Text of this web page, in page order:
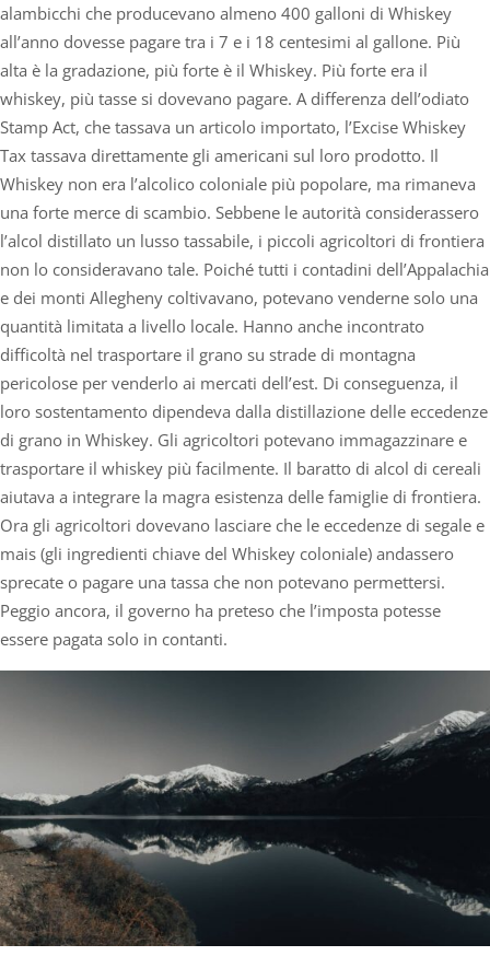
alambicchi che producevano almeno 400 galloni di Whiskey
all’anno dovesse pagare tra i 7 e i 18 centesimi al gallone. Più
alta è la gradazione, più forte è il Whiskey. Più forte era il
whiskey, più tasse si dovevano pagare. A differenza dell’odiato
Stamp Act, che tassava un articolo importato, l’Excise Whiskey
Tax tassava direttamente gli americani sul loro prodotto. Il
Whiskey non era l’alcolico coloniale più popolare, ma rimaneva
una forte merce di scambio. Sebbene le autorità considerassero
l’alcol distillato un lusso tassabile, i piccoli agricoltori di frontiera
non lo consideravano tale. Poiché tutti i contadini dell’Appalachia
e dei monti Allegheny coltivavano, potevano venderne solo una
quantità limitata a livello locale. Hanno anche incontrato
difficoltà nel trasportare il grano su strade di montagna
pericolose per venderlo ai mercati dell’est. Di conseguenza, il
loro sostentamento dipendeva dalla distillazione delle eccedenze
di grano in Whiskey. Gli agricoltori potevano immagazzinare e
trasportare il whiskey più facilmente. Il baratto di alcol di cereali
aiutava a integrare la magra esistenza delle famiglie di frontiera.
Ora gli agricoltori dovevano lasciare che le eccedenze di segale e
mais (gli ingredienti chiave del Whiskey coloniale) andassero
sprecate o pagare una tassa che non potevano permettersi.
Peggio ancora, il governo ha preteso che l’imposta potesse
essere pagata solo in contanti.